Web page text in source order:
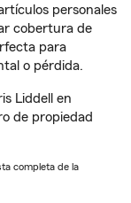
personales
cobertura de
para
o pérdida.
Liddell en
de propiedad
completa de la